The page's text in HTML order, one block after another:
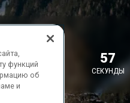
35
МИНУТЫ
57
СЕКУНДЫ
функций
об
и